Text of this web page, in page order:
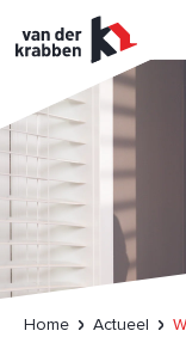
Home Actueel